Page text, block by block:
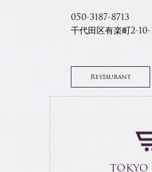
050-3187-8713
千代田区有楽町2-
Restaurant